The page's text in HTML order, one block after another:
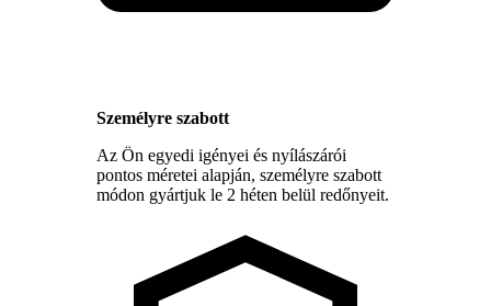
Személyre szabott
Az Ön egyedi igényei és nyílászárói
pontos méretei alapján, személyre szabott
módon gyártjuk le 2 héten belül redőnyeit.